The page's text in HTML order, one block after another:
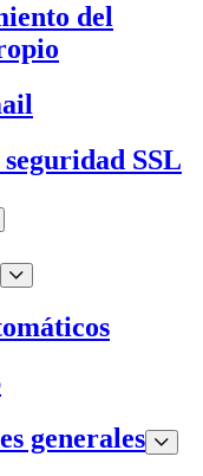
del
SSL
generales